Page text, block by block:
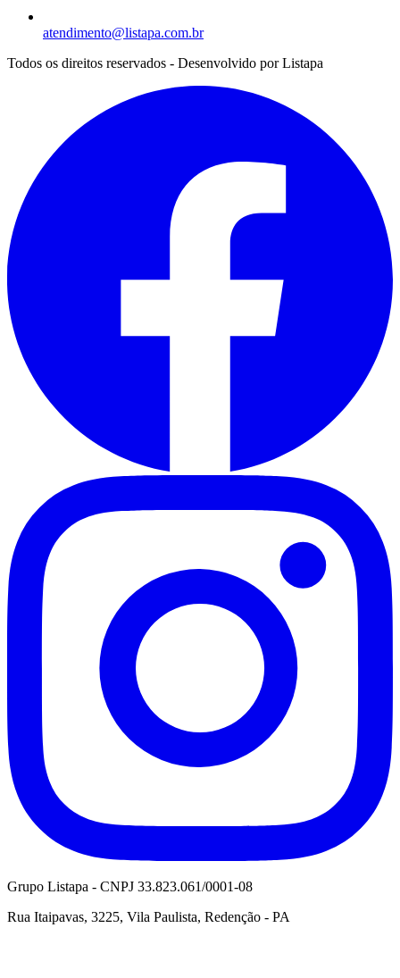
atendimento@listapa.com.br
Todos os direitos reservados - Desenvolvido porListapa
Grupo Listapa - CNPJ 33.823.061/0001-08
Rua Itaipavas, 3225, Vila Paulista, Redenção - PA